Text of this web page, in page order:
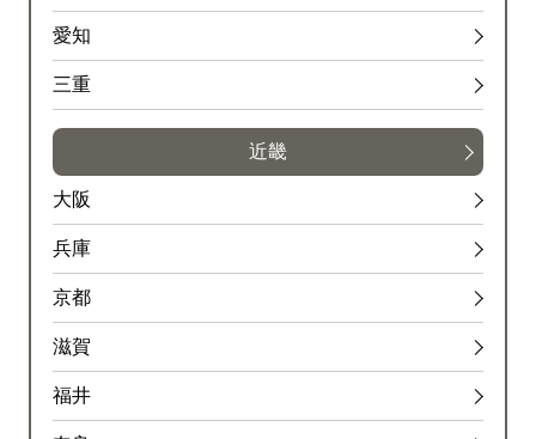
愛知
三重
近畿
大阪
兵庫
京都
滋賀
福井